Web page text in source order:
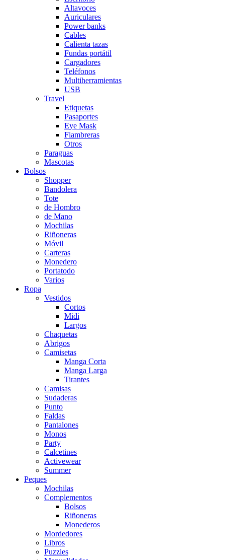
Altavoces
Auriculares
Power banks
Cables
Calienta tazas
Fundas portátil
Cargadores
Teléfonos
Multiherramientas
USB
Travel
Etiquetas
Pasaportes
Eye Mask
Fiambreras
Otros
Paraguas
Mascotas
Bolsos
Shopper
Bandolera
Tote
de Hombro
de Mano
Mochilas
Riñoneras
Móvil
Carteras
Monedero
Portatodo
Varios
Ropa
Vestidos
Cortos
Midi
Largos
Chaquetas
Abrigos
Camisetas
Manga Corta
Manga Larga
Tirantes
Camisas
Sudaderas
Punto
Faldas
Pantalones
Monos
Party
Calcetines
Activewear
Summer
Peques
Mochilas
Complementos
Bolsos
Riñoneras
Monederos
Mordedores
Libros
Puzzles